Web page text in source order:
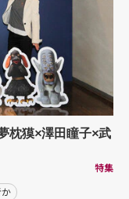
枕獏×澤田瞳子×武
特集